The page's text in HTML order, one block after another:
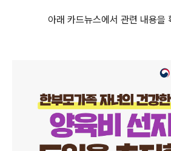
아래 카드뉴스에서 관련 내용을